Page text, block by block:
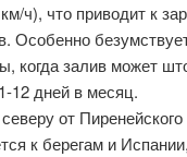
ч), что приводит к
Особенно
когда залив может
12 дней в месяц.
от
к берегам и